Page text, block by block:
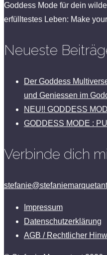
Goddess Mode für dein
erfülltestes Leben: Make
Neueste
Der Goddess
und Geniessen im
NEU!! GODDESS
GODDESS MODE :
Verbinde dich
Impressum
Datenschutzerklärung
AGB / Rechtlicher